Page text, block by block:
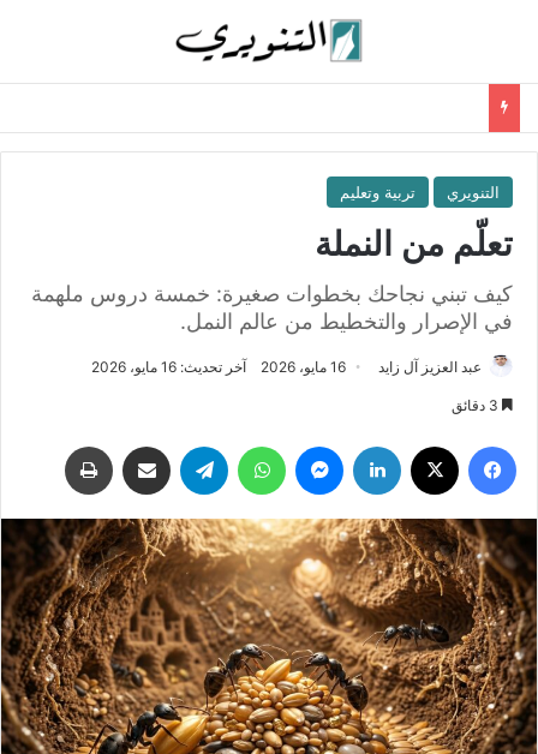
التنويري تربية وتعليم
تعلّم من النملة
كيف تبني نجاحك بخطوات صغيرة: خمسة دروس ملهمة
في الإصرار والتخطيط من عالم النمل.
عبد العزيز آل زايد 16 مايو، 2026 آخر تحديث: 16 مايو، 2026
فيسبوك لينكدإن ماسنجر واتساب تيلقرام مشاركة عبر البريد